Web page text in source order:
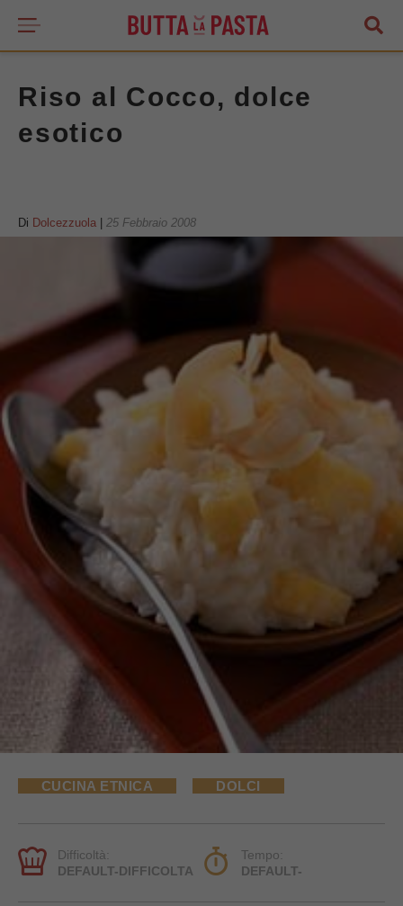
Riso al Cocco, dolce
esotico
Di Dolcezzuola 25 Febbraio 2008
CUCINA ETNICA DOLCI
Difficoltà:
DEFAULT-DIFFICOLTA
Tempo:
DEFAULT-